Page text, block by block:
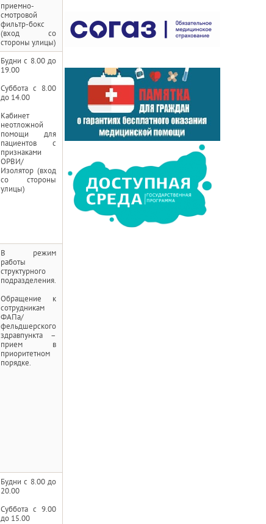
приемно-
смотровой
фильтр-бокс
(вход со
стороны улицы)
Будни с 8.00 до
19.00
Суббота с 8.00
до 14.00
Кабинет
неотложной
помощи для
пациентов с
признаками
ОРВИ/
Изолятор (вход
со стороны
улицы)
В режим
работы
структурного
подразделения.
Обращение к
сотрудникам
ФАПа/
фельдшерского
здравпункта –
прием в
приоритетном
порядке.
Будни с 8.00 до
20.00
Суббота с 9.00
до 15.00